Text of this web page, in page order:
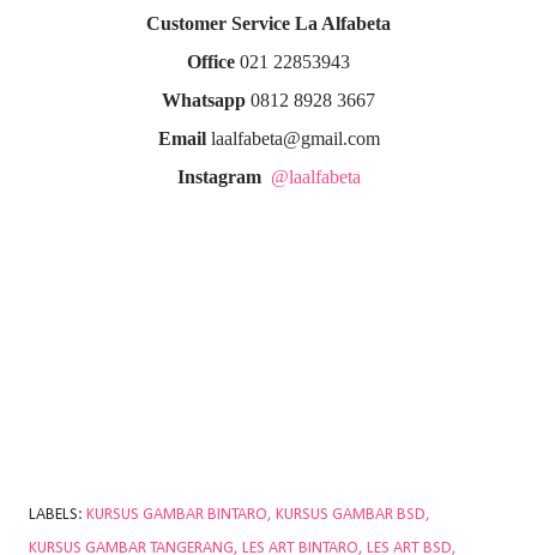
Customer Service La Alfabeta
Office 021 22853943
Whatsapp 0812 8928 3667
Emaillaalfabeta@gmail.com
Instagram @laalfabeta
LABELS: KURSUS GAMBAR BINTARO
KURSUS GAMBAR BSD
KURSUS GAMBAR TANGERANG
LES ART BINTARO LES ART BSD